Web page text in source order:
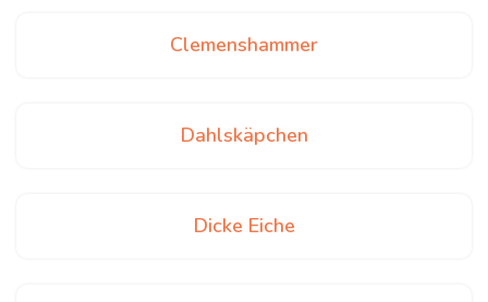
Clemenshammer
Dahlskäpchen
Dicke Eiche